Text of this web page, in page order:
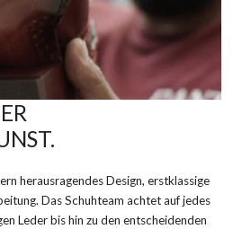
herausragendes Design, erstklassige
Das Schuhteam achtet auf jedes
Leder bis hin zu den entscheidenden